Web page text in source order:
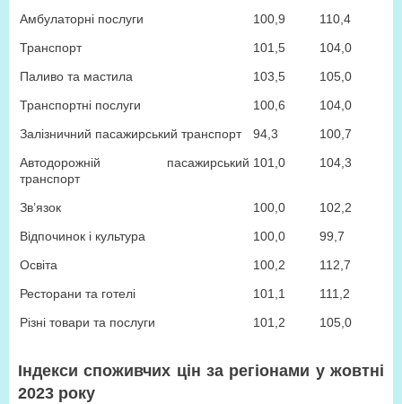
Амбулаторні послуги 100,9
110,4
Транспорт
101,5
104,0
Паливо та мастила
103,5
105,0
Транспортні послуги
100,6
104,0
Залізничний пасажирський транспорт
94,3
100,7
Автодорожній пасажирський
транспорт
101,0 104,3
Зв’язок 100,0
102,2
Відпочинок і культура
100,0
99,7
Освіта
100,2
112,7
Ресторани та готелі
101,1
111,2
Різні товари та послуги
101,2 105,0
Індекси споживчих цін за регіонами у жовтні
2023 року